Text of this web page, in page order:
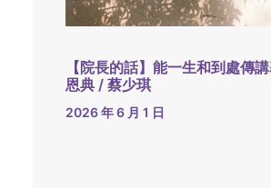
【院長的話】能一生和到處傳
恩典 / 蔡少琪
2026 年 6 月 1 日